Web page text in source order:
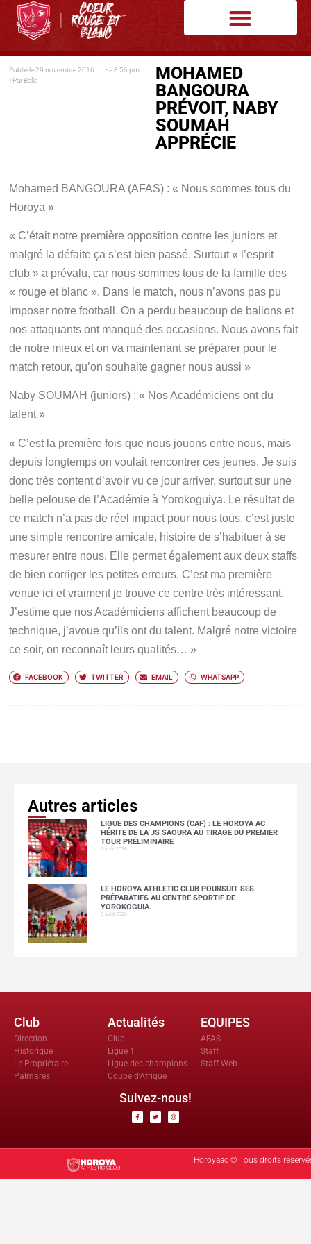
Publié le 29 novembre 2016 • à 8:56 pm
• Par Balla
MOHAMED
BANGOURA
PRÉVOIT, NABY
SOUMAH
APPRÉCIE
Mohamed BANGOURA (AFAS) : « Nous sommes tous du
Horoya »
« C’était notre première opposition contre les juniors et
malgré la défaite ça s’est bien passé. Surtout « l’esprit
club » a prévalu, car nous sommes tous de la famille des
« rouge et blanc ». Dans le match, nous n’avons pas pu
imposer notre football. On a perdu beaucoup de ballons et
nos attaquants ont manqué des occasions. Nous avons fait
de notre mieux et on va maintenant se préparer pour le
match retour, qu’on souhaite gagner nous aussi »
Naby SOUMAH (juniors) : « Nos Académiciens ont du
talent »
« C’est la première fois que nous jouons entre nous, mais
depuis longtemps on voulait rencontrer ces jeunes. Je suis
donc très content d’avoir vu ce jour arriver, surtout sur une
belle pelouse de l’Académie à Yorokoguiya. Le résultat de
ce match n’a pas de réel impact pour nous tous, c’est juste
une simple rencontre amicale, histoire de s’habituer à se
mesurer entre nous. Elle permet également aux deux staffs
de bien corriger les petites erreurs. C’est ma première
venue ici et vraiment je trouve ce centre très intéressant.
J’estime que nos Académiciens affichent beaucoup de
technique, j’avoue qu’ils ont du talent. Malgré notre victoire
ce soir, on reconnaît leurs qualités… »
FACEBOOK TWITTER EMAIL WHATSAPP
Autres articles
LIGUE DES CHAMPIONS (CAF) : LE HOROYA AC
HÉRITE DE LA JS SAOURA AU TIRAGE DU PREMIER
TOUR PRÉLIMINAIRE
6 août 2026
LE HOROYA ATHLETIC CLUB POURSUIT SES
PRÉPARATIFS AU CENTRE SPORTIF DE
YOROKOGUIA.
6 août 2026
Club
Direction
Historique
Le Propriètaire
Palmares
Actualités
Club
Ligue 1
Ligue des champions
Coupe d'Afrique
EQUIPES
AFAS
Staff
Staff Web
Suivez-nous!
Horoyaac © Tous droits